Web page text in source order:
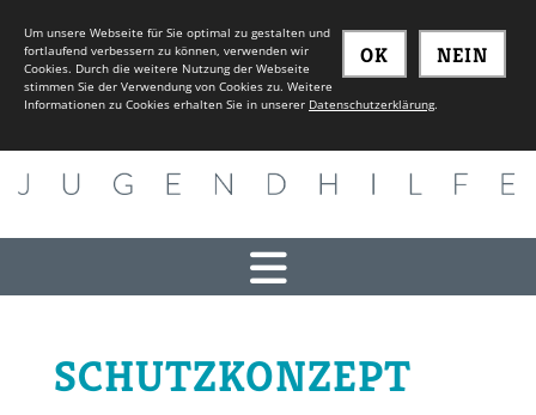
SCHUTZKONZEPT
NEIN
OK
Um unsere Webseite für Sie optimal zu gestalten und
fortlaufend verbessern zu können, verwenden wir
Cookies. Durch die weitere Nutzung der Webseite
stimmen Sie der Verwendung von Cookies zu. Weitere
Informationen zu Cookies erhalten Sie in unserer Datenschutzerklärung.